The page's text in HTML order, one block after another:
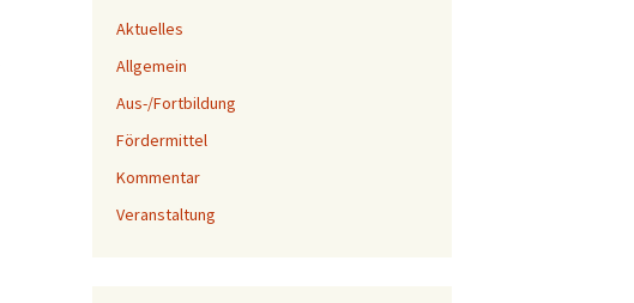
Aktuelles
Allgemein
Aus-/Fortbildung
Fördermittel
Kommentar
Veranstaltung